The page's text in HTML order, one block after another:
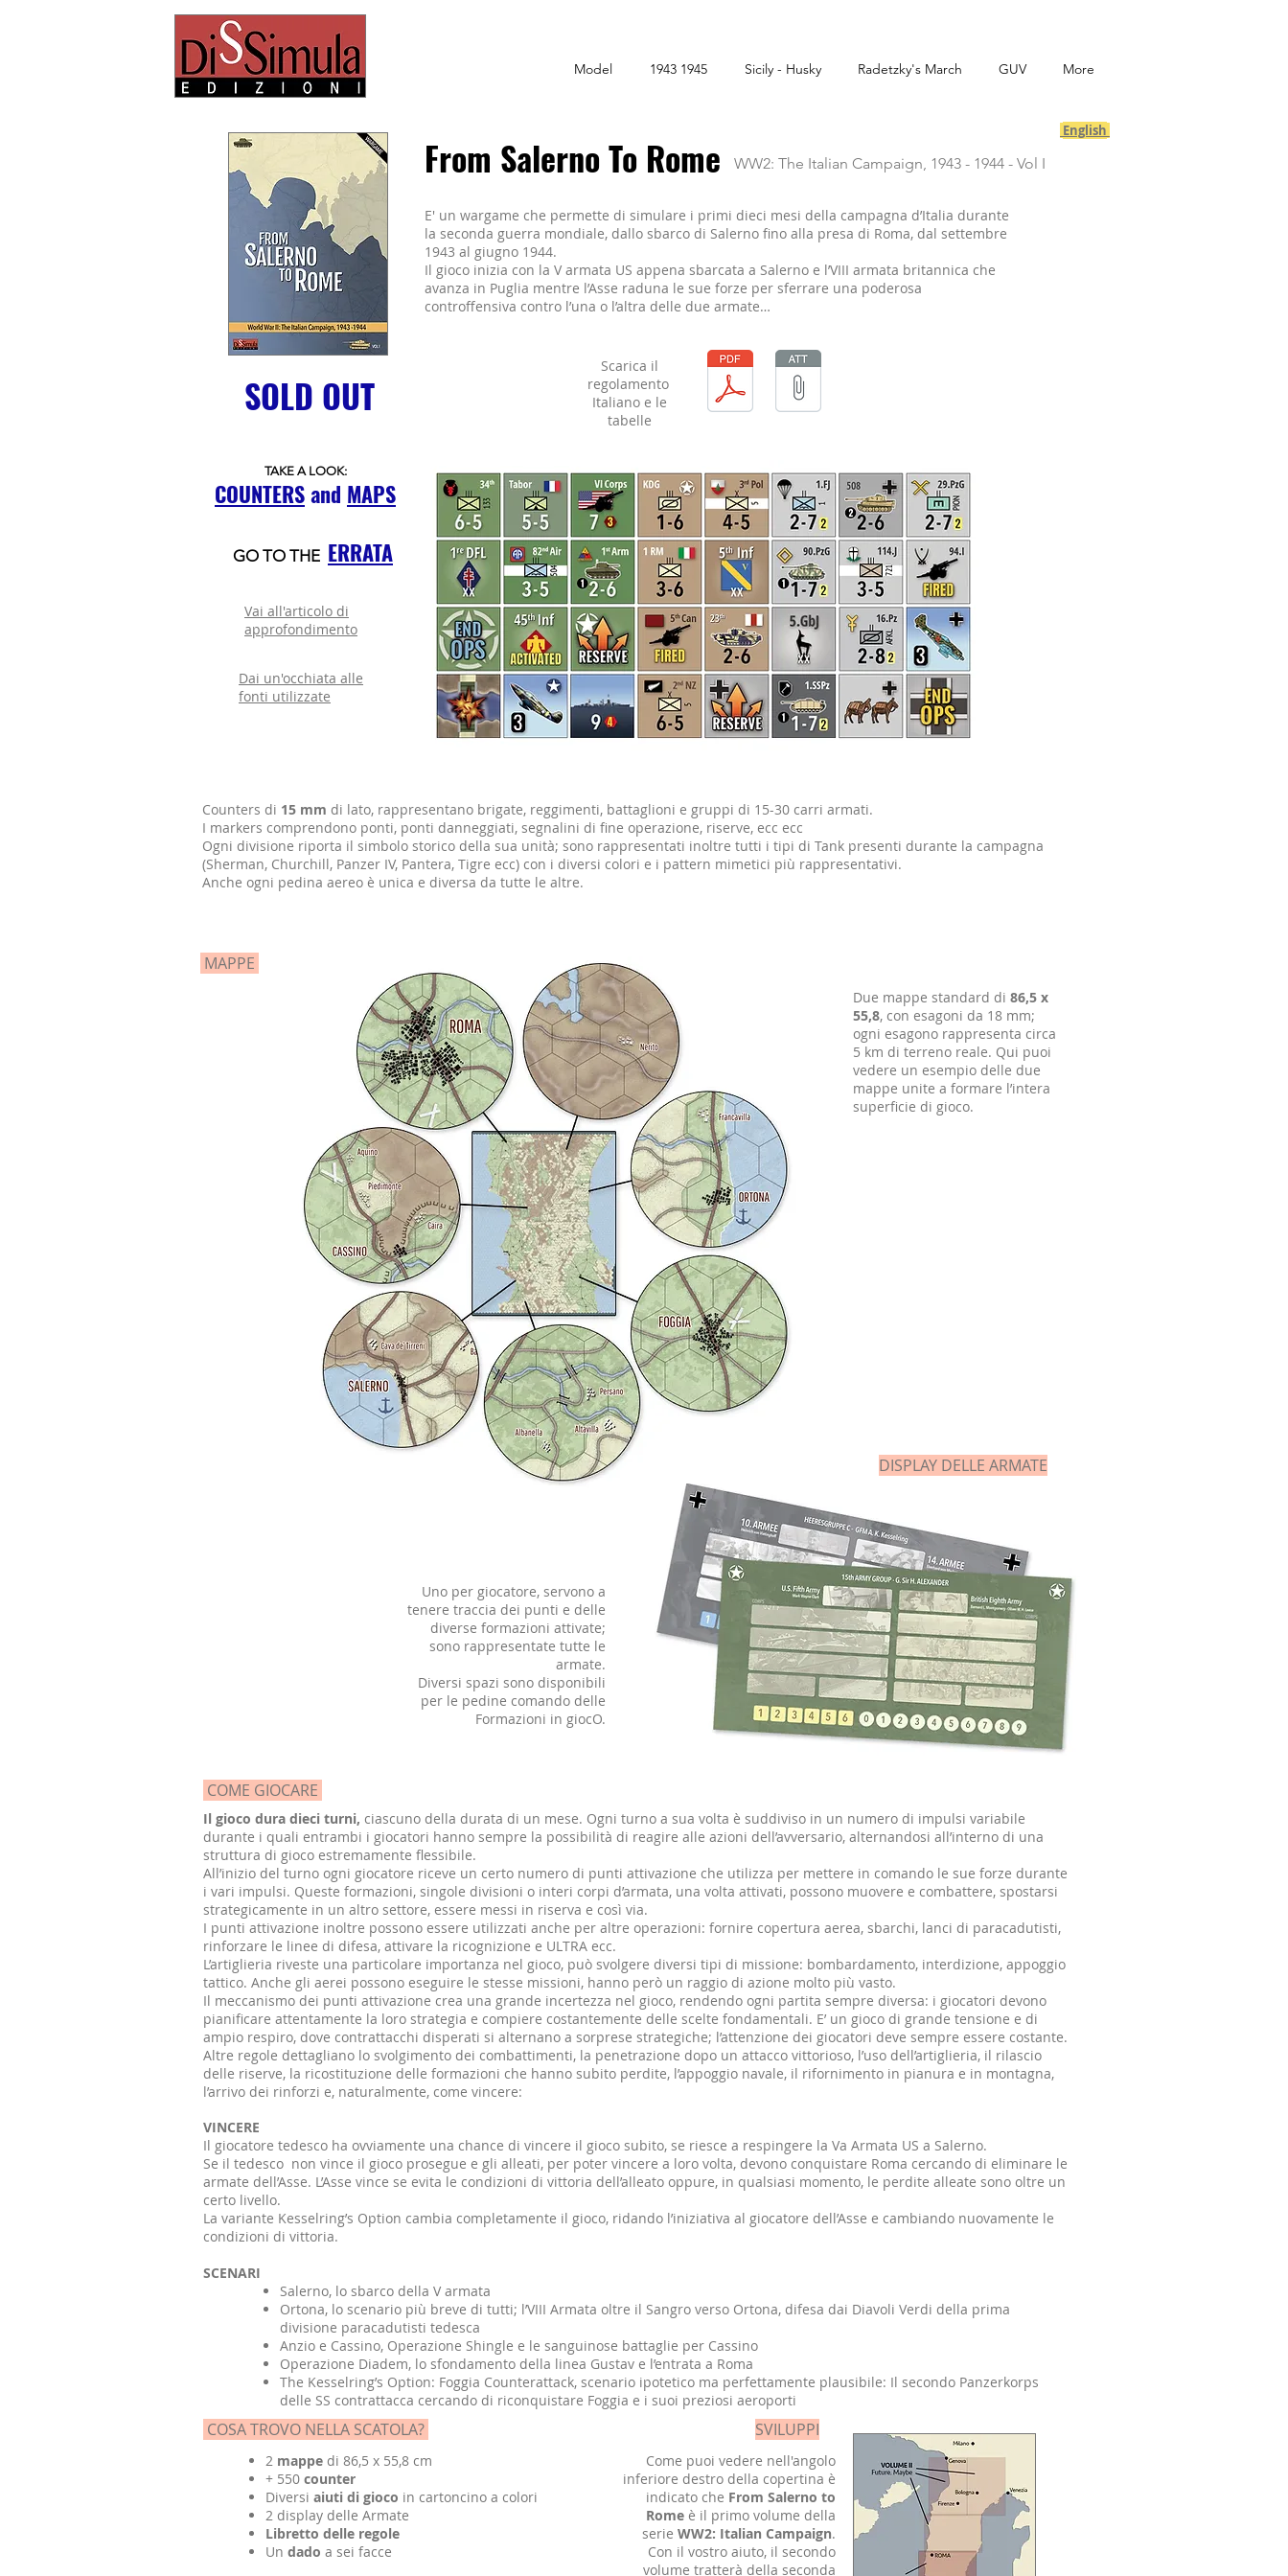
Model 1943 1945 Sicily - Husky Radetzky's March GUV More
SOLD OUT
From Salerno To Rome WW2: The Italian Campaign, 1943 - 1944 - Vol I
English
E' un wargame che permette di simulare i primi dieci mesi della campagna d’Italia durante
la seconda guerra mondiale, dallo sbarco di Salerno fino alla presa di Roma, dal settembre
1943 al giugno 1944.
Il gioco inizia con la V armata US appena sbarcata a Salerno e l’VIII armata britannica che
avanza in Puglia mentre l’Asse raduna le sue forze per sferrare una poderosa
controffensiva contro l’una o l’altra delle due armate…
Scarica il
regolamento
Italiano e le
tabelle
TAKE A LOOK:
COUNTERSand MAPS
GO TO THE ERRATA
Vai all'articolo di
approfondimento
Dai un'occhiata alle
fonti utilizzate
Counters di 15 mm di lato, rappresentano brigate, reggimenti, battaglioni e gruppi di 15-30 carri armati.
I markers comprendono ponti, ponti danneggiati, segnalini di fine operazione, riserve, ecc ecc
Ogni divisione riporta il simbolo storico della sua unità; sono rappresentati inoltre tutti i tipi di Tank presenti durante la campagna
(Sherman, Churchill, Panzer IV, Pantera, Tigre ecc) con i diversi colori e i pattern mimetici più rappresentativi.
Anche ogni pedina aereo è unica e diversa da tutte le altre.
MAPPE
DISPLAY DELLE ARMATE
Due mappe standard di 86,5 x
55,8, con esagoni da 18 mm;
ogni esagono rappresenta circa
5 km di terreno reale. Qui puoi
vedere un esempio delle due
mappe unite a formare l’intera
superficie di gioco.
Uno per giocatore, servono a
tenere traccia dei punti e delle
diverse formazioni attivate;
sono rappresentate tutte le
armate.
Diversi spazi sono disponibili
per le pedine comando delle
Formazioni in giocO.
COME GIOCARE
Il gioco dura dieci turni, ciascuno della durata di un mese. Ogni turno a sua volta è suddiviso in un numero di impulsi variabile
durante i quali entrambi i giocatori hanno sempre la possibilità di reagire alle azioni dell’avversario, alternandosi all’interno di una
struttura di gioco estremamente flessibile.
All’inizio del turno ogni giocatore riceve un certo numero di punti attivazione che utilizza per mettere in comando le sue forze durante
i vari impulsi. Queste formazioni, singole divisioni o interi corpi d’armata, una volta attivati, possono muovere e combattere, spostarsi
strategicamente in un altro settore, essere messi in riserva e così via.
I punti attivazione inoltre possono essere utilizzati anche per altre operazioni: fornire copertura aerea, sbarchi, lanci di paracadutisti,
rinforzare le linee di difesa, attivare la ricognizione e ULTRA ecc.
L’artiglieria riveste una particolare importanza nel gioco, può svolgere diversi tipi di missione: bombardamento, interdizione, appoggio
tattico. Anche gli aerei possono eseguire le stesse missioni, hanno però un raggio di azione molto più vasto.
Il meccanismo dei punti attivazione crea una grande incertezza nel gioco, rendendo ogni partita sempre diversa: i giocatori devono
pianificare attentamente la loro strategia e compiere costantemente delle scelte fondamentali. E’ un gioco di grande tensione e di
ampio respiro, dove contrattacchi disperati si alternano a sorprese strategiche; l’attenzione dei giocatori deve sempre essere costante.
Altre regole dettagliano lo svolgimento dei combattimenti, la penetrazione dopo un attacco vittorioso, l’uso dell’artiglieria, il rilascio
delle riserve, la ricostituzione delle formazioni che hanno subito perdite, l’appoggio navale, il rifornimento in pianura e in montagna,
l’arrivo dei rinforzi e, naturalmente, come vincere:
VINCERE
Il giocatore tedesco ha ovviamente una chance di vincere il gioco subito, se riesce a respingere la Va Armata US a Salerno.
Se il tedesco non vince il gioco prosegue e gli alleati, per poter vincere a loro volta, devono conquistare Roma cercando di eliminare le
armate dell’Asse. L’Asse vince se evita le condizioni di vittoria dell’alleato oppure, in qualsiasi momento, le perdite alleate sono oltre un
certo livello.
La variante Kesselring’s Option cambia completamente il gioco, ridando l’iniziativa al giocatore dell’Asse e cambiando nuovamente le
condizioni di vittoria.
SCENARI
Salerno, lo sbarco della V armata
Ortona, lo scenario più breve di tutti; l’VIII Armata oltre il Sangro verso Ortona, difesa dai Diavoli Verdi della prima
divisione paracadutisti tedesca
Anzio e Cassino, Operazione Shingle e le sanguinose battaglie per Cassino
Operazione Diadem, lo sfondamento della linea Gustav e l’entrata a Roma
The Kesselring’s Option: Foggia Counterattack, scenario ipotetico ma perfettamente plausibile: Il secondo Panzerkorps
delle SS contrattacca cercando di riconquistare Foggia e i suoi preziosi aeroporti
COSA TROVO NELLA SCATOLA?
2 mappe di 86,5 x 55,8 cm
+ 550 counter
Diversi aiuti di gioco in cartoncino a colori
2 display delle Armate
Libretto delle regole
Un dado a sei facce
SVILUPPI
Come puoi vedere nell'angolo
inferiore destro della copertina è
indicato che From Salerno to
Rome è il primo volume della
serie WW2: Italian Campaign.
Con il vostro aiuto, il secondo
volume tratterà della seconda